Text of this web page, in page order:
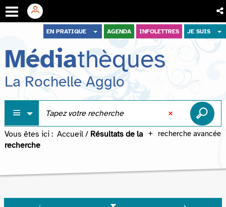
menu
contenu
recherche
EN PRATIQUE AGENDA INFOLETTRES JE SUIS
Médiathèques
La Rochelle Agglo
recherche avancée
Vous êtes ici : Accueil / Résultats de la
recherche